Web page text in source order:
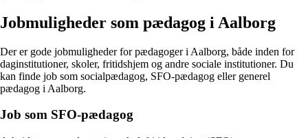
Jobmuligheder som pædagog i Aalborg
Der er gode jobmuligheder for pædagoger i Aalborg, både inden for
daginstitutioner, skoler, fritidshjem og andre sociale institutioner. Du
kan finde job som socialpædagog, SFO-pædagog eller generel
pædagog i Aalborg.
Job som SFO-pædagog